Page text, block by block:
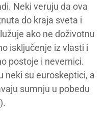
Neki veruju da ova
do kraja sveta i
ako ne doživotnu
isključenje iz vlasti i
postoje i nevernici.
neki su euroskeptici, a
sumnju u pobedu